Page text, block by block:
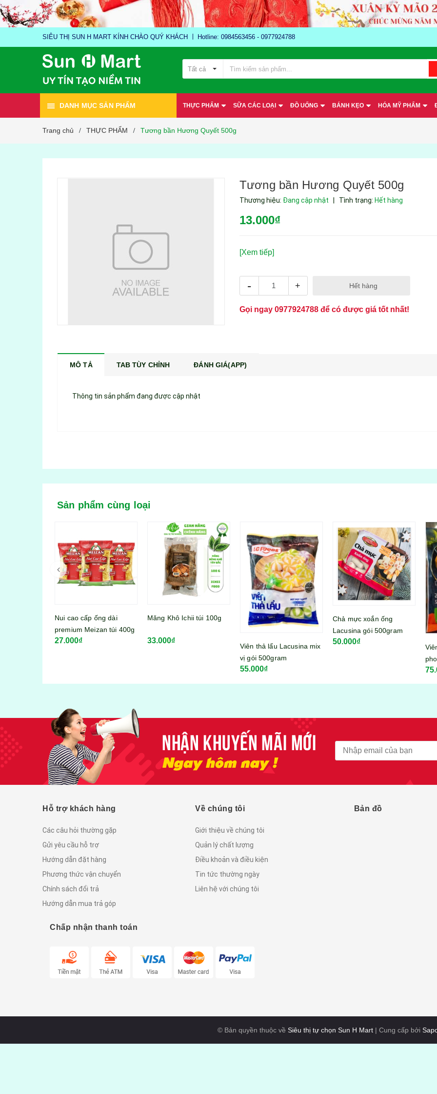
SIÊU THỊ SUN H MART KÍNH CHÀO QUÝ KHÁCH Hotline: 0984563456 - 0977924788
Tất cả
DANH MỤC SẢN PHẨM THỰC PHẨM SỮA CÁC LOẠI ĐỒ UỐNG BÁNH KẸO HÓA MỸ PHẨM
Trang chủ / THỰC PHẨM / Tương bần Hương Quyết 500g
Tương bần Hương Quyết 500g
Thương hiệu: Đang cập nhật Tình trạng: Hết hàng
13.000₫
[Xem tiếp]
- + Hết hàng
Gọi ngay 0977924788để có được giá tốt nhất!
MÔ TẢ TAB TÙY CHỈNH ĐÁNH GIÁ(APP)
Thông tin sản phẩm đang được cập nhật
Sản phẩm cùng loại
Măng Khô Ichii túi 100g
33.000₫
Chả mực xoắn ống
Mì
lớn
Hỗ trợ khách hàng
Các câu hỏi thường gặp
Gửi yêu cầu hỗ trợ
Hướng dẫn đặt hàng
Phương thức vận chuyển
Chính sách đổi trả
Hướng dẫn mua trả góp
Về chúng tôi
Giới thiệu về chúng tôi
Quản lý chất lượng
Điều khoản và điều kiện
Tin tức thường ngày
Liên hệ với chúng tôi
Chấp nhận thanh toán
Bản đồ
© Bản quyền thuộc về Siêu thị tự chọn Sun H Mart| Cung cấp bởi